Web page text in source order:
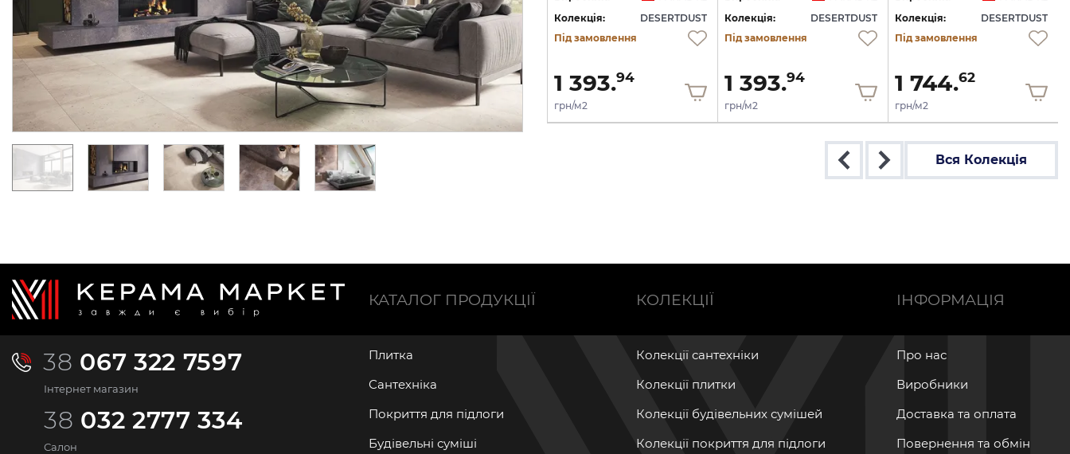
Колекція:
DESERTDUST
Під замовлення
1 393.
грн/м2
Колекція:
DESERTDUST
Під замовлення
1 744.62
Колекція:
DESERTDUST
Під замовлення
1 507.90
грн/м2
Колекція:
DESERTDUST
Під замовлення
1 393.94
грн/м2
Колекція:
DESERTDUST
Під замовлення
1 393.94
грн/м2
Колекція:
DESERTDUST
Під замовлення
1 744.62
грн/м2
Вся Колекція
38 067 322 7597
Інтернет магазин
38 032 2777 334
Салон
КАТАЛОГ ПРОДУКЦІЇ
Плитка
Сантехніка
Покриття для підлоги
Будівельні суміші
КОЛЕКЦІЇ
Колекції сантехніки
Колекції плитки
Колекції будівельних сумішей
Колекції покриття для підлоги
ІНФОРМАЦІЯ
Про нас
Виробники
Доставка та оплата
Повернення та обмін